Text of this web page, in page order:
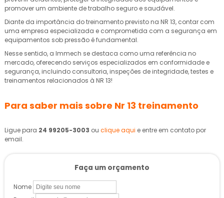
promover um ambiente de trabalho seguro e saudável.
Diante da importância do treinamento previsto na NR 13, contar com
uma empresa especializada e comprometida com a segurança em
equipamentos sob pressão é fundamental.
Nesse sentido, a Immech se destaca como uma referência no
mercado, oferecendo serviços especializados em conformidade e
segurança, incluindo consultoria, inspeções de integridade, testes e
treinamentos relacionados à NR 13!
Para saber mais sobre Nr 13 treinamento
Ligue para 24 99205-3003 ou clique aqui e entre em contato por
email.
Faça um orçamento
Nome